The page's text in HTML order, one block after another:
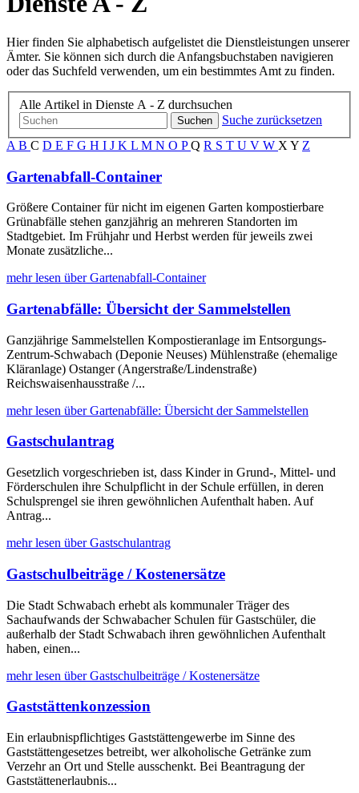
Hier finden Sie alphabetisch aufgelistet die Dienstleistungen unserer
Ämter. Sie können sich durch die Anfangsbuchstaben navigieren
oder das Suchfeld verwenden, um ein bestimmtes Amt zu finden.
Alle Artikel in Dienste A - Z durchsuchen
Suchen
Suche zurücksetzen
A B C D E F G H I J K L M N O P Q R S T U V W X Y Z
Gartenabfall-Container
Größere Container für nicht im eigenen Garten kompostierbare
Grünabfälle stehen ganzjährig an mehreren Standorten im
Stadtgebiet. Im Frühjahr und Herbst werden für jeweils zwei
Monate zusätzliche...
mehr lesen über Gartenabfall-Container
Gartenabfälle: Übersicht der Sammelstellen
Ganzjährige Sammelstellen Kompostieranlage im Entsorgungs-
Zentrum-Schwabach (Deponie Neuses) Mühlenstraße (ehemalige
Kläranlage) Ostanger (Angerstraße/Lindenstraße)
Reichswaisenhausstraße /...
mehr lesen über Gartenabfälle: Übersicht der Sammelstellen
Gastschulantrag
Gesetzlich vorgeschrieben ist, dass Kinder in Grund-, Mittel- und
Förderschulen ihre Schulpflicht in der Schule erfüllen, in deren
Schulsprengel sie ihren gewöhnlichen Aufenthalt haben. Auf
Antrag...
mehr lesen über Gastschulantrag
Gastschulbeiträge / Kostenersätze
Die Stadt Schwabach erhebt als kommunaler Träger des
Sachaufwands der Schwabacher Schulen für Gastschüler, die
außerhalb der Stadt Schwabach ihren gewöhnlichen Aufenthalt
haben, einen...
mehr lesen über Gastschulbeiträge / Kostenersätze
Gaststättenkonzession
Ein erlaubnispflichtiges Gaststättengewerbe im Sinne des
Gaststättengesetzes betreibt, wer alkoholische Getränke zum
Verzehr an Ort und Stelle ausschenkt. Bei Beantragung der
Gaststättenerlaubnis...